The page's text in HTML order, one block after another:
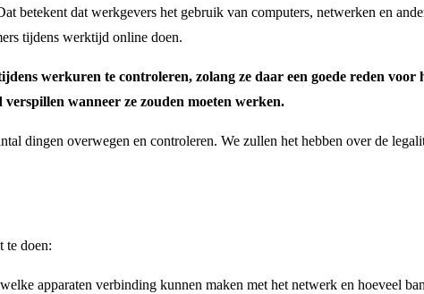
betekent dat werkgevers het gebruik van computers, netwerken en
tijdens werktijd online doen.
werkuren te controleren, zolang ze daar een goede reden voor
wanneer ze zouden moeten werken.
dingen overwegen en controleren. We zullen het hebben over de
te doen:
apparaten verbinding kunnen maken met het netwerk en hoeveel